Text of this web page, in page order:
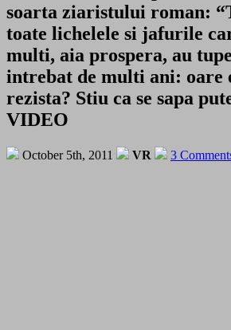
soarta ziaristului roman:
toate lichelele si jafurile
multi, aia prospera, au
intrebat de multi ani: oare
rezista? Stiu ca se sapa
VIDEO
October 5th, 2011 VR 3